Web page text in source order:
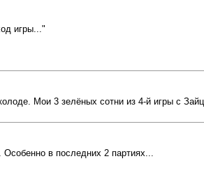
игры..."
Мои 3 зелёных сотни из 4-й игры с
в последних 2 партиях...